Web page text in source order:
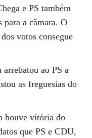
e PS também
para a câmara. O
votos consegue
ao PS a
as freguesias do
houve vitória do
que PS e CDU,